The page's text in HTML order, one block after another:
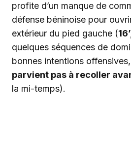
profite d’un manque de
défense béninoise pour
extérieur du pied gauche (
quelques séquences de
bonnes intentions
parvient pas à recoller
la mi-temps).